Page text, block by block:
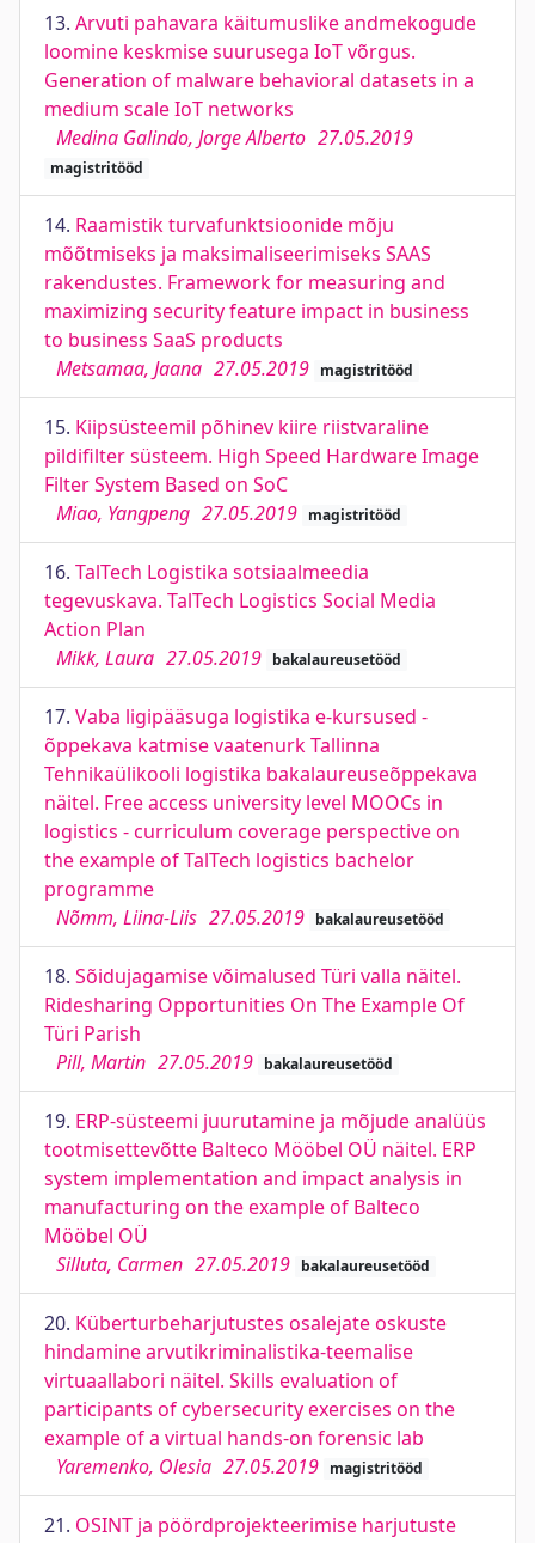
13. Arvuti pahavara käitumuslike andmekogude
loomine keskmise suurusega IoT võrgus.
Generation of malware behavioral datasets in a
medium scale IoT networks
Medina Galindo, Jorge Alberto 27.05.2019
magistritööd
14. Raamistik turvafunktsioonide mõju
mõõtmiseks ja maksimaliseerimiseks SAAS
rakendustes. Framework for measuring and
maximizing security feature impact in business
to business SaaS products
Metsamaa, Jaana 27.05.2019 magistritööd
15. Kiipsüsteemil põhinev kiire riistvaraline
pildifilter süsteem. High Speed Hardware Image
Filter System Based on SoC
Miao, Yangpeng 27.05.2019 magistritööd
16. TalTech Logistika sotsiaalmeedia
tegevuskava. TalTech Logistics Social Media
Action Plan
Mikk, Laura 27.05.2019 bakalaureusetööd
17. Vaba ligipääsuga logistika e-kursused -
õppekava katmise vaatenurk Tallinna
Tehnikaülikooli logistika bakalaureuseõppekava
näitel. Free access university level MOOCs in
logistics - curriculum coverage perspective on
the example of TalTech logistics bachelor
programme
Nõmm, Liina-Liis 27.05.2019 bakalaureusetööd
18. Sõidujagamise võimalused Türi valla näitel.
Ridesharing Opportunities On The Example Of
Türi Parish
Pill, Martin 27.05.2019 bakalaureusetööd
19. ERP-süsteemi juurutamine ja mõjude analüüs
tootmisettevõtte Balteco Mööbel OÜ näitel. ERP
system implementation and impact analysis in
manufacturing on the example of Balteco
Mööbel OÜ
Silluta, Carmen 27.05.2019 bakalaureusetööd
20. Küberturbeharjutustes osalejate oskuste
hindamine arvutikriminalistika-teemalise
virtuaallabori näitel. Skills evaluation of
participants of cybersecurity exercises on the
example of a virtual hands-on forensic lab
Yaremenko, Olesia 27.05.2019 magistritööd
21. OSINT ja pöördprojekteerimise harjutuste